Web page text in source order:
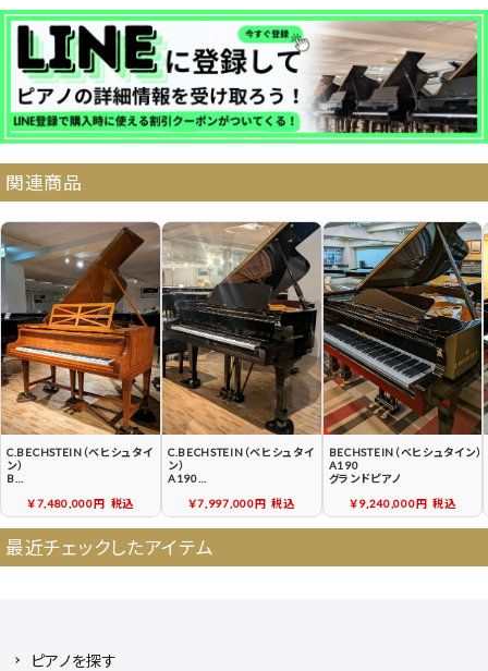
分割払いシミュレーション
納品・サービス・消音取付可能エリア
よくある質問 送料について
契約後の流れ 保証サービス
中古ピアノ買戻しサービ
ス
中古ピアノの状態につい
て
関連商品
C.BECHSTEIN（ベヒシュタイ
ン）
B
￥7,480,000円 税込
C.BECHSTEIN（ベヒシュタイ
ン）
A190
￥7,997,000円 税込
BECHSTEIN（ベヒシュタイン）
A190
グランドピアノ
￥9,240,000円 税込
最近チェックしたアイテム
ピアノを探す